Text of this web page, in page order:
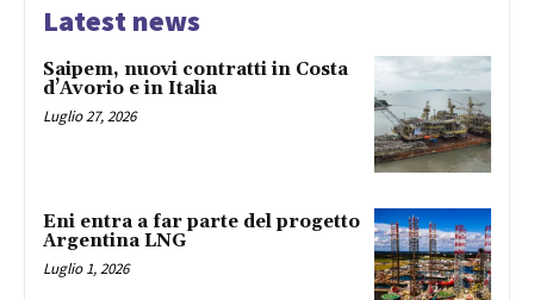
Latest news
Saipem, nuovi contratti in Costa
d’Avorio e in Italia
Luglio 27, 2026
Eni entra a far parte del progetto
Argentina LNG
Luglio 1, 2026